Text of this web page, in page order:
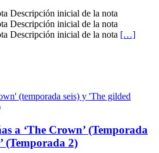
Descripción inicial de la nota
Descripción inicial de la nota
Descripción inicial de la nota […]
a ‘The Crown’ (Temporada
(Temporada 2)